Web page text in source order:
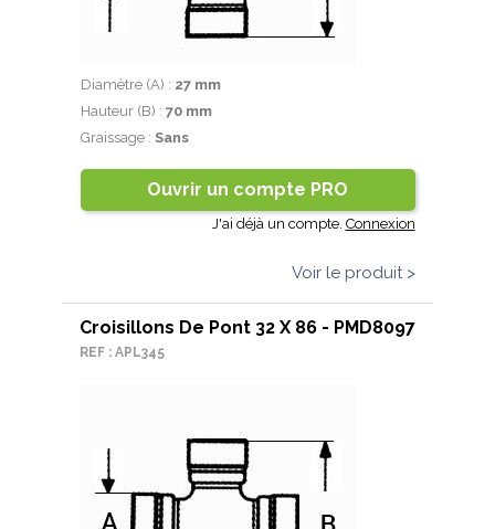
Diamètre (A) : 27 mm
Hauteur (B) : 70 mm
Graissage : Sans
Ouvrir un compte PRO
J'ai déjà un compte. Connexion
Voir le produit >
Croisillons De Pont 32 X 86 - PMD8097
REF : APL345